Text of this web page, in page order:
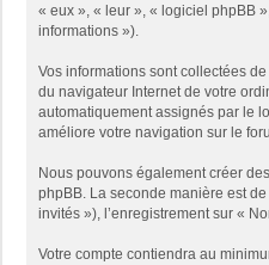
« eux », « leur », « logiciel phpBB
informations »).
Vos informations sont collectées
du navigateur Internet de votre
automatiquement assignés par le
améliore votre navigation sur le
Nous pouvons également créer
phpBB. La seconde manière est
invités »), l’enregistrement sur «
Votre compte contiendra au